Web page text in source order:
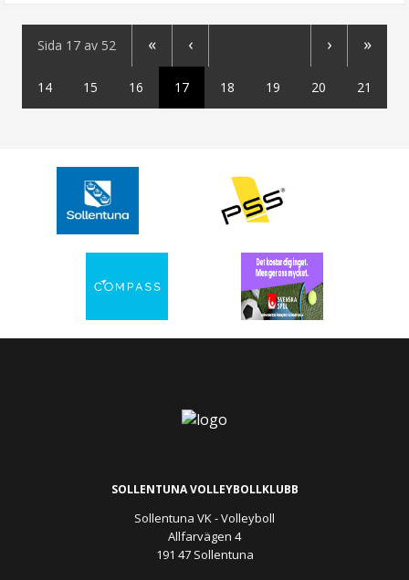
Sida 17 av 52 « ‹ › »
14 15 16 17 18 19 20 21
SOLLENTUNA VOLLEYBOLLKLUBB
Sollentuna VK - Volleyboll
Allfarvägen 4
191 47 Sollentuna